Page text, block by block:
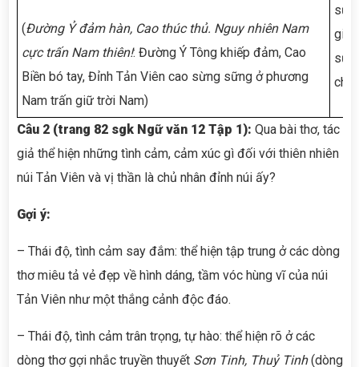
(Đường Ỷ đảm hàn, Cao thúc thủ. Nguy nhiên Nam
cực trấn Nam thiên!: Đường Ý Tông khiếp đảm, Cao
Biền bó tay, Đỉnh Tản Viên cao sừng sững ở phương
Nam trấn giữ trời Nam)
sử:
giữ
sức
Câu 2 (trang 82 sgk Ngữ văn 12 Tập 1): Qua bài thơ, tác
giả thể hiện những tình cảm, cảm xúc gì đối với thiên nhiên
núi Tản Viên và vị thần là chủ nhân đỉnh núi ấy?
Gợi ý:
– Thái độ, tình cảm say đắm: thể hiện tập trung ở các dòng
thơ miêu tả vẻ đẹp về hình dáng, tầm vóc hùng vĩ của núi
Tản Viên như một thắng cảnh độc đáo.
– Thái độ, tình cảm trân trọng, tự hào: thể hiện rõ ở các
dòng thơ gợi nhắc truyền thuyết Sơn Tinh, Thuỷ Tinh(dòng